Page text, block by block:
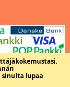
sinulta lupaa